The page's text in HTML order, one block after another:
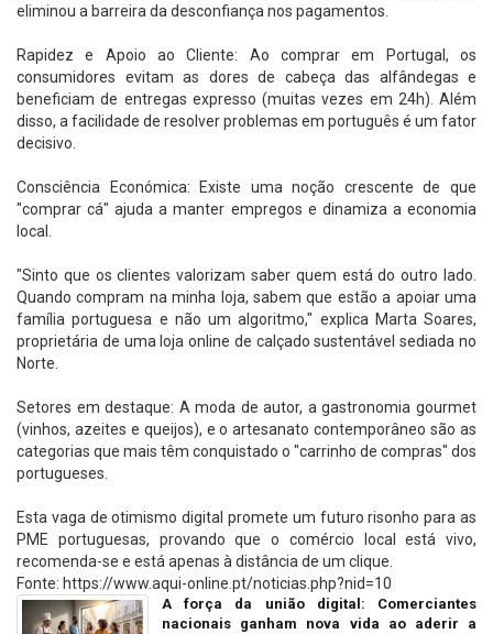
eliminou a barreira da desconfiança nos pagamentos.
Rapidez e Apoio ao Cliente: Ao comprar em Portugal, os
consumidores evitam as dores de cabeça das alfândegas e
beneficiam de entregas expresso (muitas vezes em 24h). Além
disso, a facilidade de resolver problemas em português é um fator
decisivo.
Consciência Económica: Existe uma noção crescente de que
"comprar cá" ajuda a manter empregos e dinamiza a economia
local.
"Sinto que os clientes valorizam saber quem está do outro lado.
Quando compram na minha loja, sabem que estão a apoiar uma
família portuguesa e não um algoritmo," explica Marta Soares,
proprietária de uma loja online de calçado sustentável sediada no
Norte.
Setores em destaque: A moda de autor, a gastronomia gourmet
(vinhos, azeites e queijos), e o artesanato contemporâneo são as
categorias que mais têm conquistado o "carrinho de compras" dos
portugueses.
Esta vaga de otimismo digital promete um futuro risonho para as
PME portuguesas, provando que o comércio local está vivo,
recomenda-se e está apenas à distância de um clique.
Fonte: https://www.aqui-online.pt/noticias.php?nid=10
A força da união digital: Comerciantes
nacionais ganham nova vida ao aderir a